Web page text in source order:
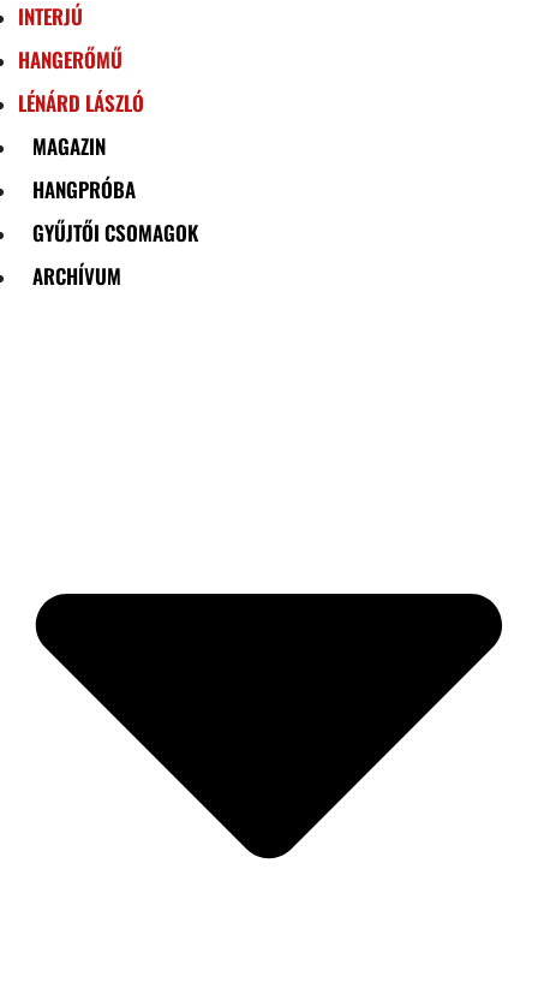
INTERJÚ
HANGERŐMŰ
LÉNÁRD LÁSZLÓ
MAGAZIN
HANGPRÓBA
GYŰJTŐI CSOMAGOK
ARCHÍVUM